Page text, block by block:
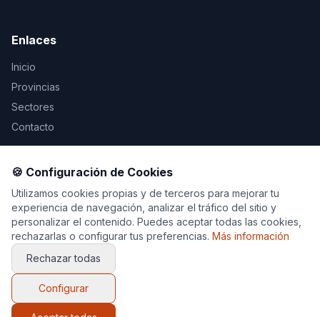
Enlaces
Inicio
Provincias
Sectores
Contacto
Legal
Aviso Legal
Privacidad
Cookies
© 2026 Decoración y Muebles. Todos los derechos
🍪 Configuración de Cookies
Utilizamos cookies propias y de terceros para mejorar tu
experiencia de navegación, analizar el tráfico del sitio y
personalizar el contenido. Puedes aceptar todas las cookies,
rechazarlas o configurar tus preferencias. Más información
Rechazar todas
Configurar